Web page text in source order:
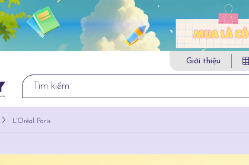
Giới thiệu
L'Oréal Paris